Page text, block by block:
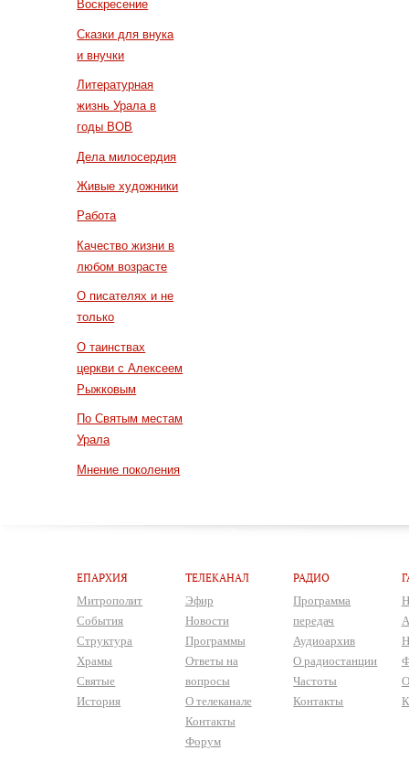
Воскресение
Сказки для внука
и внучки
Литературная
жизнь Урала в
годы ВОВ
Дела милосердия
Живые художники
Работа
Качество жизни в
любом возрасте
О писателях и не
только
О таинствах
церкви с Алексеем
Рыжковым
По Святым местам
Урала
Мнение поколения
ЕПАРХИЯ
Митрополит
События
Структура
Храмы
Святые
История
ТЕЛЕКАНАЛ
Эфир
Новости
Программы
Ответы на
вопросы
О телеканале
Контакты
Форум
РАДИО
Программа
передач
Аудиоархив
О радиостанции
Частоты
Контакты